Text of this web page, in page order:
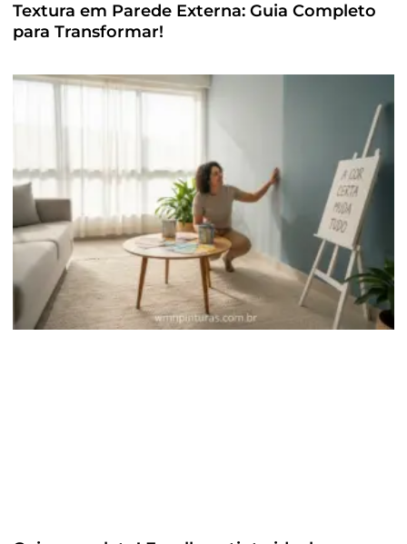
Textura em Parede Externa: Guia Completo
para Transformar!